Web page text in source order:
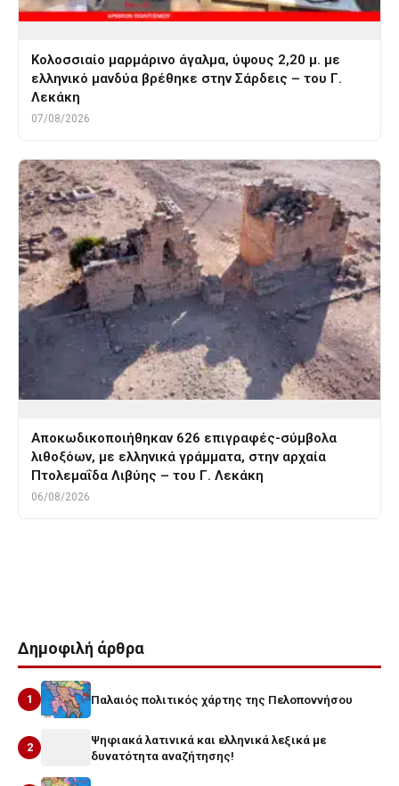
Κολοσσιαίο μαρμάρινο άγαλμα, ύψους 2,20 μ. με
ελληνικό μανδύα βρέθηκε στην Σάρδεις – του Γ.
Λεκάκη
07/08/2026
Αποκωδικοποιήθηκαν 626 επιγραφές-σύμβολα
λιθοξόων, με ελληνικά γράμματα, στην αρχαία
Πτολεμαΐδα Λιβύης – του Γ. Λεκάκη
06/08/2026
Δημοφιλή άρθρα
1 Παλαιός πολιτικός χάρτης της Πελοποννήσου
2
Ψηφιακά λατινικά και ελληνικά λεξικά με
δυνατότητα αναζήτησης!